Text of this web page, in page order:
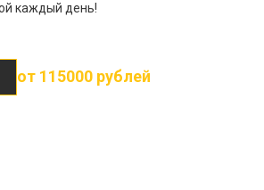
каждый день!
от 115000 рублей